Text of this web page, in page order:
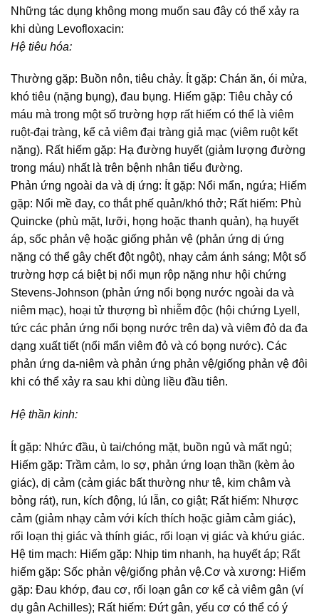
Những tác dụng không mong muốn sau đây có thể xảy ra
khi dùng Levofloxacin:
Hệ tiêu hóa:
Thường gặp: Buồn nôn, tiêu chảy. Ít gặp: Chán ăn, ói mửa,
khó tiêu (nặng bụng), đau bụng. Hiếm gặp: Tiêu chảy có
máu mà trong một số trường hợp rất hiếm có thể là viêm
ruột-đại tràng, kể cả viêm đại tràng giả mạc (viêm ruột kết
nặng). Rất hiếm gặp: Hạ đường huyết (giảm lượng đường
trong máu) nhất là trên bệnh nhân tiểu đường.
Phản ứng ngoài da và dị ứng: Ít gặp: Nổi mẩn, ngứa; Hiếm
gặp: Nổi mề đay, co thắt phế quản/khó thở; Rất hiếm: Phù
Quincke (phù mặt, lưỡi, họng hoặc thanh quản), hạ huyết
áp, sốc phản vệ hoặc giống phản vệ (phản ứng dị ứng
nặng có thể gây chết đột ngột), nhạy cảm ánh sáng; Một số
trường hợp cá biệt bị nổi mụn rộp nặng như hội chứng
Stevens-Johnson (phản ứng nổi bọng nước ngoài da và
niêm mạc), hoại tử thượng bì nhiễm độc (hội chứng Lyell,
tức các phản ứng nổi bọng nước trên da) và viêm đỏ da đa
dạng xuất tiết (nổi mẩn viêm đỏ và có bọng nước). Các
phản ứng da-niêm và phản ứng phản vệ/giống phản vệ đôi
khi có thể xảy ra sau khi dùng liều đầu tiên.
Hệ thần kinh:
Ít gặp: Nhức đầu, ù tai/chóng mặt, buồn ngủ và mất ngủ;
Hiếm gặp: Trầm cảm, lo sợ, phản ứng loạn thần (kèm ảo
giác), dị cảm (cảm giác bất thường như tê, kim châm và
bỏng rát), run, kích động, lú lẫn, co giật; Rất hiếm: Nhược
cảm (giảm nhạy cảm với kích thích hoặc giảm cảm giác),
rối loạn thị giác và thính giác, rối loạn vị giác và khứu giác.
Hệ tim mạch: Hiếm gặp: Nhịp tim nhanh, hạ huyết áp; Rất
hiếm gặp: Sốc phản vệ/giống phản vệ.Cơ và xương: Hiếm
gặp: Ðau khớp, đau cơ, rối loạn gân cơ kể cả viêm gân (ví
dụ gân Achilles); Rất hiếm: Ðứt gân, yếu cơ có thể có ý